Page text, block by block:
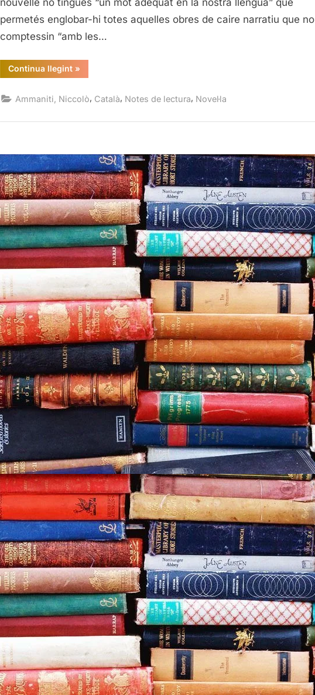
permetés englobar-hi totes aquelles obres de caire narratiu que no
comptessin “amb les…
Continua llegint“Tu
i
Ammaniti”
»
Ammaniti, Niccolò, Català, Notes de lectura, Novel·la